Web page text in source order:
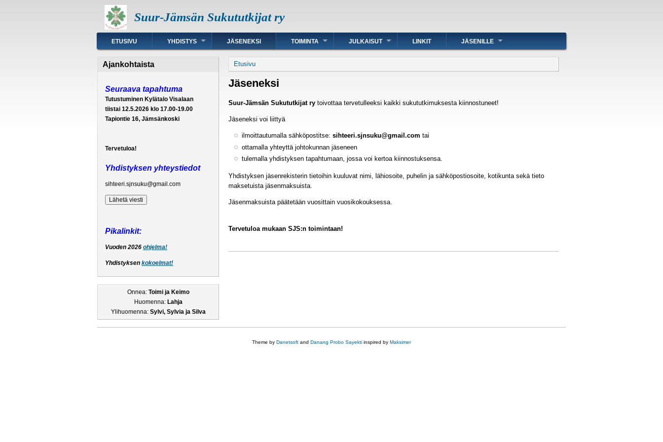
Suur-Jämsän Sukututkijat ry
Päävalikko
ETUSIVU YHDISTYS JÄSENEKSI TOIMINTA JULKAISUT LINKIT JÄSENILLE
Murupolku
Etusivu
Jäseneksi
Suur-Jämsän Sukututkijat ry toivottaa tervetulleeksi kaikki sukututkimuksesta kiinnostuneet!
Jäseneksi voi liittyä
ilmoittautumalla sähköpostitse: sihteeri.sjnsuku@gmail.com tai
ottamalla yhteyttä johtokunnan jäseneen
tulemalla yhdistyksen tapahtumaan, jossa voi kertoa kiinnostuksensa.
Yhdistyksen jäsenrekisterin tietoihin kuuluvat nimi, lähiosoite, puhelin ja sähköpostiosoite, kotikunta sekä tieto
maksetuista jäsenmaksuista.
Jäsenmaksuista päätetään vuosittain vuosikokouksessa.
Tervetuloa mukaan SJS:n toimintaan!
Ajankohtaista
Seuraava tapahtuma
Tutustuminen Kylätalo Visalaan
tiistai 12.5.2026 klo 17.00-19.00
Tapiontie 16, Jämsänkoski
Tervetuloa!
Yhdistyksen yhteystiedot
sihteeri.sjnsuku@gmail.com
Pikalinkit:
Vuoden 2026 ohjelma!
Yhdistyksen kokoelmat!
Onnea: Toimi ja Keimo
Huomenna: Lahja
Ylihuomenna: Sylvi, Sylvia ja Silva
Theme by Danetsoft and Danang Probo Sayekti inspired by Maksimer